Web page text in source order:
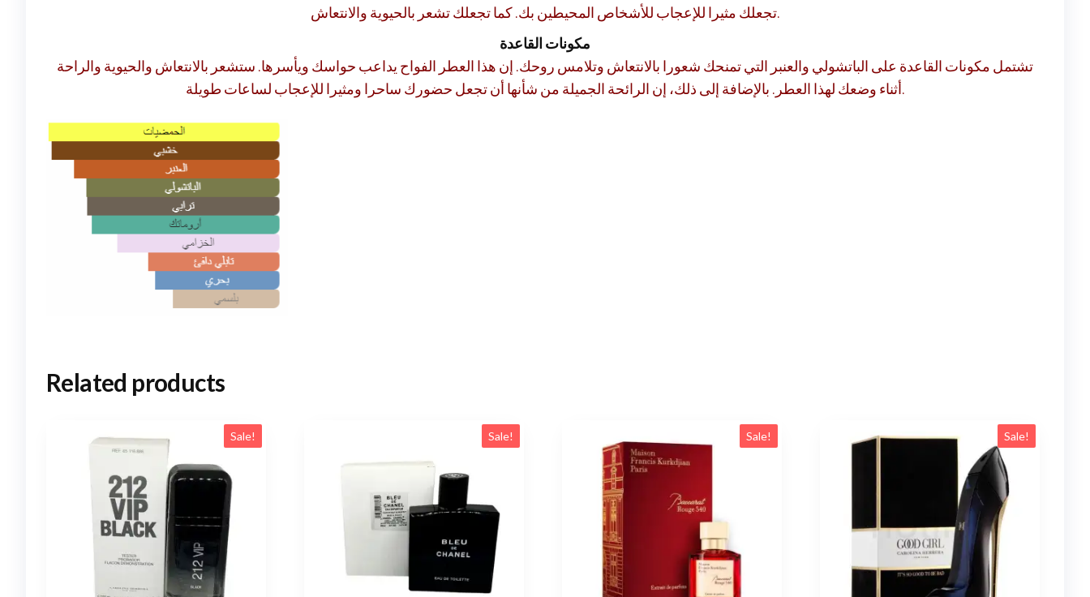
تجعلك مثيرا للإعجاب للأشخاص المحيطين بك. كما تجعلك تشعر بالحيوية والانتعاش.
مكونات القاعدة
تشتمل مكونات القاعدة على الباتشولي والعنبر التي تمنحك شعورا بالانتعاش وتلامس روحك. إن هذا العطر الفواح يداعب حواسك ويأسرها. ستشعر بالانتعاش والحيوية والراحة
أثناء وضعك لهذا العطر. بالإضافة إلى ذلك، إن الرائحة الجميلة من شأنها أن تجعل حضورك ساحرا ومثيرا للإعجاب لساعات طويلة.
Related products
Sale! Sale! Sale! Sale!